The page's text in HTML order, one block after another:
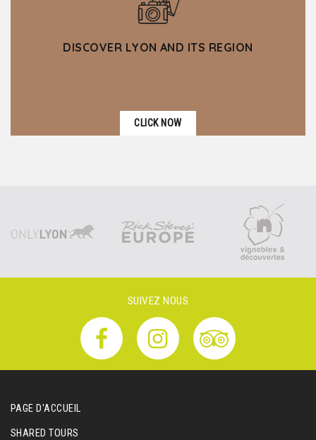
DISCOVER LYON AND ITS REGION
CLICK NOW
SUIVEZ NOUS
PAGE D'ACCUEIL
SHARED TOURS